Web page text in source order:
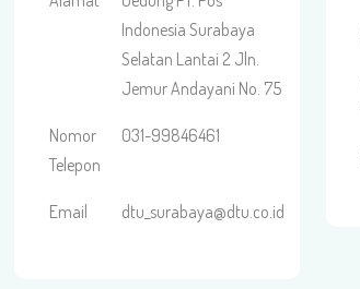
Indonesia Surabaya
Selatan Lantai 2 Jln.
Jemur Andayani No. 75
Nomor
Telepon
031-99846461
Email dtu_surabaya@dtu.co.id